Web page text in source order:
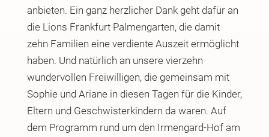
anbieten. Ein ganz herzlicher Dank geht dafür an
die Lions Frankfurt Palmengarten, die damit
zehn Familien eine verdiente Auszeit ermöglicht
haben. Und natürlich an unsere vierzehn
wundervollen Freiwilligen, die gemeinsam mit
Sophie und Ariane in diesen Tagen für die Kinder,
Eltern und Geschwisterkindern da waren. Auf
dem Programm rund um den Irmengard-Hof am